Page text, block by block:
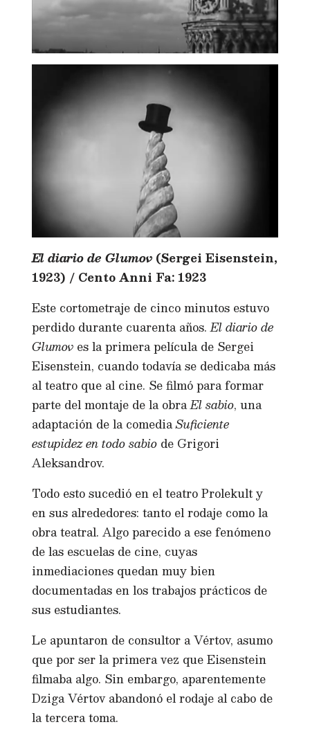
El diario de Glumov (Sergei Eisenstein,
1923) / Cento Anni Fa: 1923
Este cortometraje de cinco minutos estuvo
perdido durante cuarenta años.El diario de
Glumov es la primera película de Sergei
Eisenstein, cuando todavía se dedicaba más
al teatro que al cine. Se filmó para formar
parte del montaje de la obraEl sabio, una
adaptación de la comediaSuficiente
estupidez en todo sabio de Grigori
Aleksandrov.
Todo esto sucedió en el teatro Prolekult y
en sus alrededores: tanto el rodaje como la
obra teatral. Algo parecido a ese fenómeno
de las escuelas de cine, cuyas
inmediaciones quedan muy bien
documentadas en los trabajos prácticos de
sus estudiantes.
Le apuntaron de consultor a Vértov, asumo
que por ser la primera vez que Eisenstein
filmaba algo. Sin embargo, aparentemente
Dziga Vértov abandonó el rodaje al cabo de
la tercera toma.